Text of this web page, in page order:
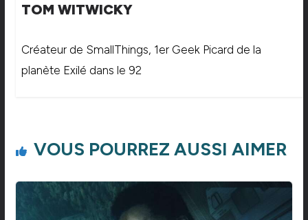
TOM WITWICKY
Créateur de SmallThings, 1er Geek Picard de la
planète Exilé dans le 92
VOUS POURREZ AUSSI AIMER